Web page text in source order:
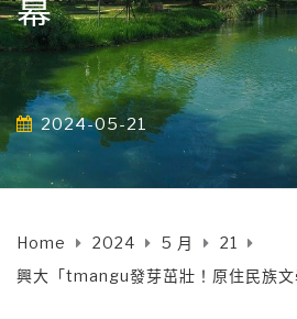
幕
2024-05-21
Home 2024 5 月
21
興大「tmangu發芽茁壯！原住民族